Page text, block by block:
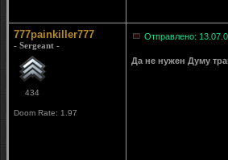
777painkiller777
- Sergeant -
434
Doom Rate: 1.97
Отправлено:
Да не нужен Думу